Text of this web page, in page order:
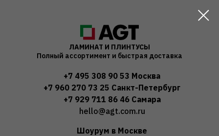
ЛАМИНАТ И ПЛИНТУСЫ
Полный ассортимент и быстрая доставка
+7 495 308 90 53 Москва
+7 960 270 73 25 Санкт-Петербург
+7 929 711 86 46Самара
hello@agt.com.ru
Шоурум в Москве